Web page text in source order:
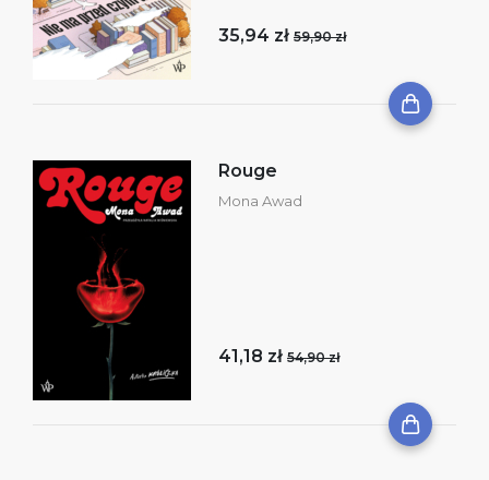
35,94 zł 59,90 zł
Rouge
Mona Awad
41,18 zł 54,90 zł